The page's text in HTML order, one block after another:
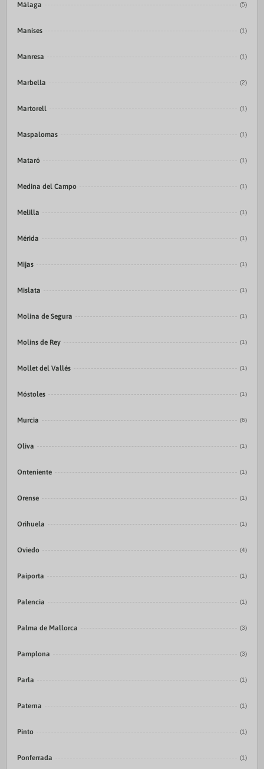
Málaga (5)
Manises (1)
Manresa (1)
Marbella (2)
Martorell (1)
Maspalomas (1)
Mataró (1)
Medina del Campo (1)
Melilla (1)
Mérida (1)
Mijas (1)
Mislata (1)
Molina de Segura (1)
Molins de Rey (1)
Mollet del Vallés (1)
Móstoles (1)
Murcia (6)
Oliva (1)
Onteniente (1)
Orense (1)
Orihuela (1)
Oviedo (4)
Paiporta (1)
Palencia (1)
Palma de Mallorca (3)
Pamplona (3)
Parla (1)
Paterna (1)
Pinto (1)
Ponferrada (1)